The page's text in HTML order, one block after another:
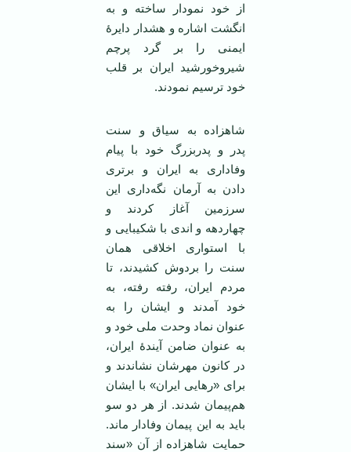
از خود نمودار ساخته و به
انگشت اشاره و هشدار دایرۀ
ایمنی را بر گرد پرچم
شیروخورشید ایران بر قلب
خود ترسیم نمودند.
شاهزاده به سیاق و سنت
پدر و پدربزرگ خود با پیام
وفاداری به ایران و برتری
دادن به آرمان نگه‌داری این
سرزمین آغاز کردند و
چهاردهه و اندی با شکیبایی و
با استواری اخلاقی همان
سنت را بردوش کشیدند، تا
مردم ایران، رفته رفته، به
خود آمدند و ایشان را به
عنوان نماد وحدت ملی خود و
به عنوان ضامن آیندۀ ایران،
در کانون مهرشان نشاندند و
برای «رهایی ایران» با ایشان
هم‌پیمان شدند. از هر دو سو
باید به این پیمان وفادار ماند.
حمایت شاهزاده از آن «سند